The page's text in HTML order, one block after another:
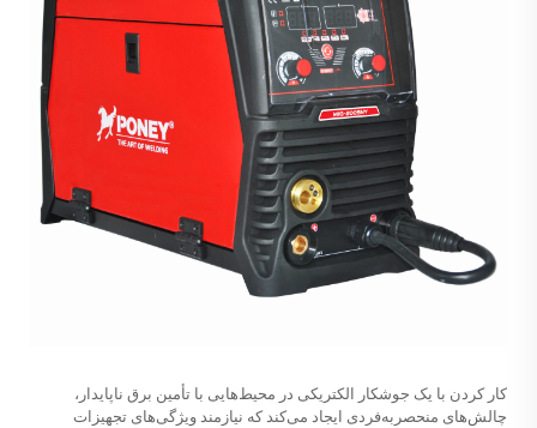
کار کردن با یک جوشکار الکتریکی در محیط‌هایی با تأمین برق ناپایدار،
چالش‌های منحصربه‌فردی ایجاد می‌کند که نیازمند ویژگی‌های تجهیزات